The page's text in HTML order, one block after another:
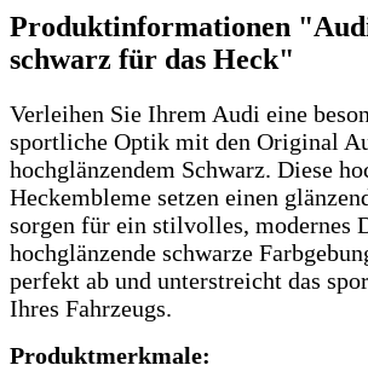
Produktinformationen
schwarz für das Heck"
Verleihen Sie Ihrem Audi eine
sportliche Optik mit den Original
hochglänzendem Schwarz. Diese
Heckembleme setzen einen
sorgen für ein stilvolles, modernes
hochglänzende schwarze
perfekt ab und unterstreicht das
Ihres Fahrzeugs.
Produktmerkmale: